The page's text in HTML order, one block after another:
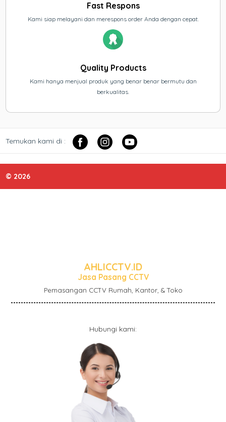
Fast Respons
Kami siap melayani dan merespons order Anda dengan cepat.
Quality Products
Kami hanya menjual produk yang benar benar bermutu dan
berkualitas.
Temukan kami di :
© 2026
AHLICCTV.ID
Jasa Pasang CCTV
Pemasangan CCTV Rumah, Kantor, & Toko
Hubungi kami: